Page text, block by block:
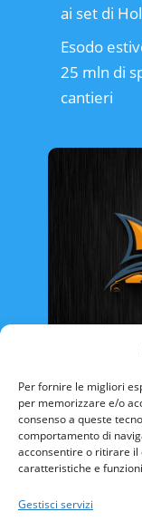
Per fornire le migliori
per memorizzare e/o
consenso a queste
comportamento di
acconsentire o ritirare il
caratteristiche e
Gestisci servizi
ai set di
Esodo
25 mln di
cantieri